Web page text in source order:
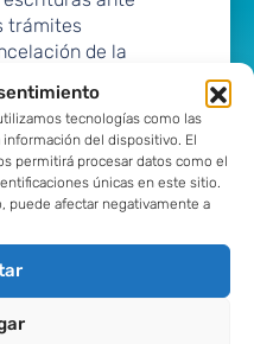
tecnologías como las
información del dispositivo. El
permitirá procesar datos como el
únicas en este sitio.
puede afectar negativamente a
trámites
de la
del número de
Oficial
entidades de crédito
abonos
en que
los
revocados (las
hasta que se
fiscal.